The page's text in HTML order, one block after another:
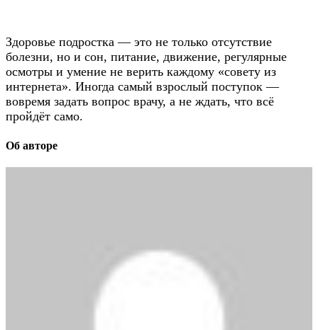
Здоровье подростка — это не только отсутствие
болезни, но и сон, питание, движение, регулярные
осмотры и умение не верить каждому «совету из
интернета». Иногда самый взрослый поступок —
вовремя задать вопрос врачу, а не ждать, что всё
пройдёт само.
Об авторе